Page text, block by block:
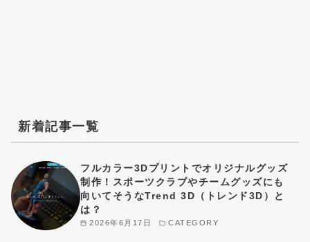
新着記事一覧
2026年6月17日 CATEGORY
フルカラー3Dプリントでオリジナルグッズ
制作！スポーツクラブやチームグッズにも
向いてそうなTrend 3D（トレンド3D）と
は？